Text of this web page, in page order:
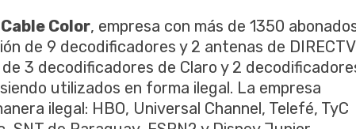
Color, empresa con más de 1350
de 9 decodificadores y 2 antenas de
3 decodificadores de Claro y 2
utilizados en forma ilegal. La empresa
ilegal: HBO, Universal Channel, Telefé, TyC